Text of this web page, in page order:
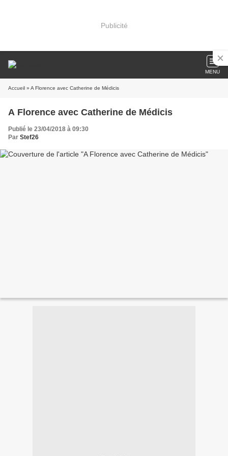
Publicité
MENU
Accueil » A Florence avec Catherine de Médicis
A Florence avec Catherine de Médicis
Publié le 23/04/2018 à 09:30
Par Stef26